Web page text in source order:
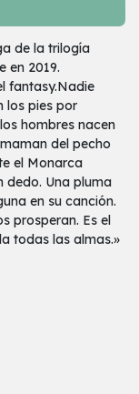
de la trilogía
en 2019.
fantasy.Nadie
los pies por
hombres nacen
del pecho
el Monarca
dedo. Una pluma
en su canción.
prosperan. Es el
todas las almas.»